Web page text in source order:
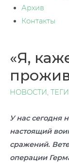
Архив
Контакты
«Я,
НОВОСТИ, ТЕГИ
У нас сегодня
настоящий
сражений.
операции